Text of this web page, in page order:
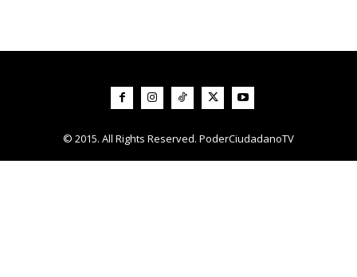
© 2015. All Rights Reserved. PoderCiudadanoTV